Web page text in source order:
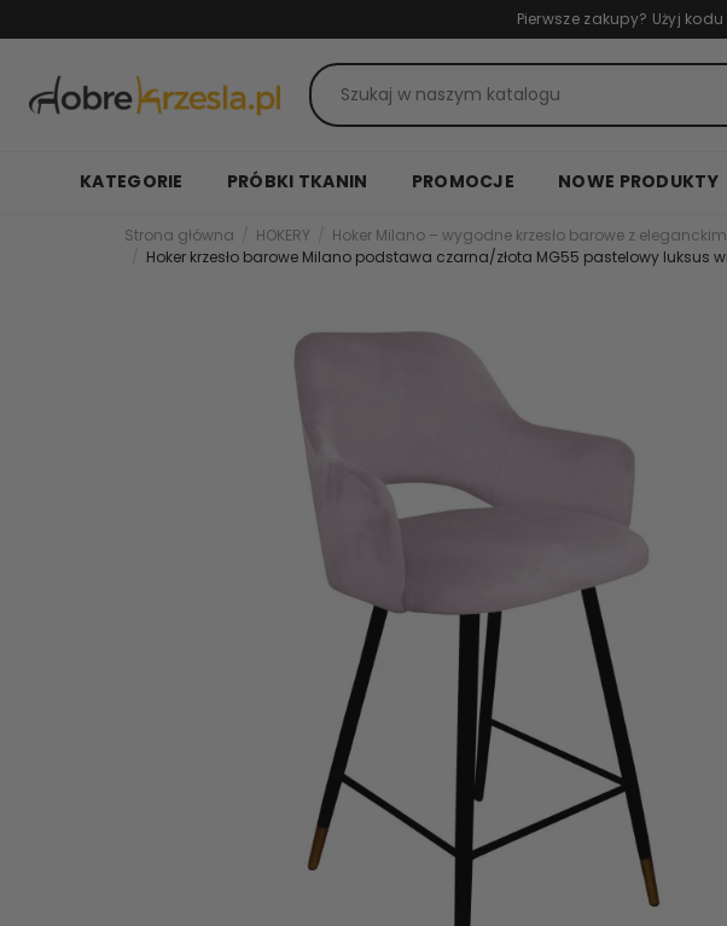
Pierwsze zakupy? Użyj kodu
KATEGORIE PRÓBKI TKANIN PROMOCJE NOWE PRODUKTY
Strona główna HOKERY Hoker Milano – wygodne krzesło barowe z
Hoker krzesło barowe Milano podstawa czarna/złota MG55 pastelowy luksus